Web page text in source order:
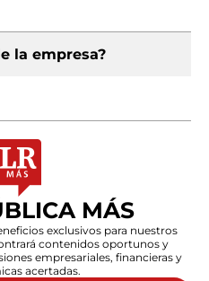
la empresa?
MÁS
exclusivos para nuestros
contenidos oportunos y
empresariales, financieras y
acertadas.